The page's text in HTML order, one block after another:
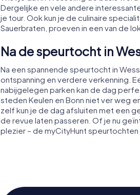
Dergelijke en vele andere
je tour. Ook kun je de culinaire
Sauerbraten, proeven in een van de
Na de speurtocht in
Na een spannende speurtocht in
ontspanning en verdere verkenning.
nabijgelegen parken kan de dag
steden Keulen en Bonn niet ver weg
zelf kun je de dag afsluiten met een
de revue laten passeren. Of je nu
plezier – de myCityHunt speurtochten